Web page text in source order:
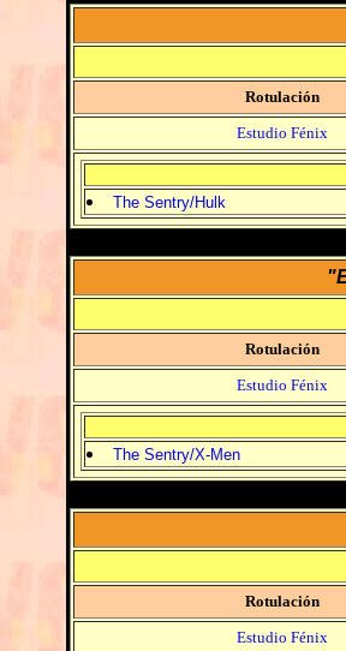
Rotulación
Estudio Fénix
The Sentry/Hulk
Rotulación
Estudio Fénix
The Sentry/X-Men
Rotulación
Estudio Fénix